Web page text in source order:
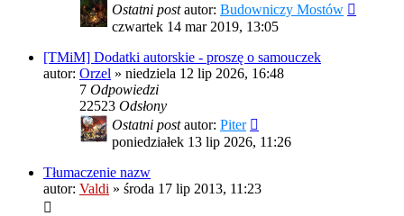
Ostatni postautor: Budowniczy Mostów
czwartek 14 mar 2019, 13:05
[TMiM] Dodatki autorskie - proszę o samouczek
autor: Orzel » niedziela 12 lip 2026, 16:48
7 Odpowiedzi
22523 Odsłony
Ostatni postautor: Piter
poniedziałek 13 lip 2026, 11:26
Tłumaczenie nazw
autor: Valdi » środa 17 lip 2013, 11:23